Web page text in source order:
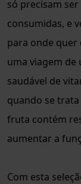
só precisam
consumidas, e
para onde quer
uma viagem de
saudável de
quando se
fruta contém
aumentar a
Com esta